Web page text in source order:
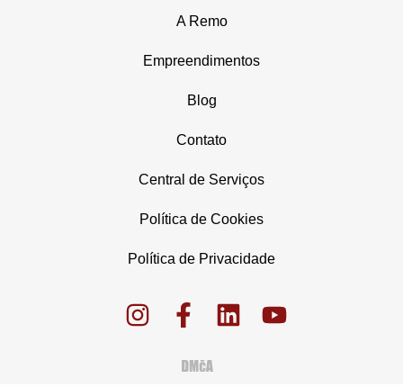
A Remo
Empreendimentos
Blog
Contato
Central de Serviços
Política de Cookies
Política de Privacidade